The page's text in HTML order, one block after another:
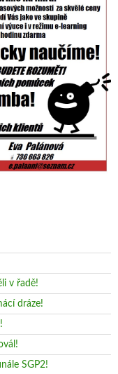
v řadě!
dráze!
SGP2!